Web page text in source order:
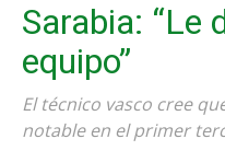
Sarabia: “Le
equipo”
El técnico vasco cree
notable en el primer